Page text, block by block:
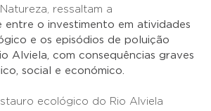
ressaltam a
entre o investimento em atividades
e os episódios de poluição
Alviela, com consequências graves
social e económico.
ecológico do Rio Alviela